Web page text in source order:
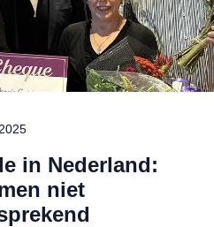
in Nederland:
niet